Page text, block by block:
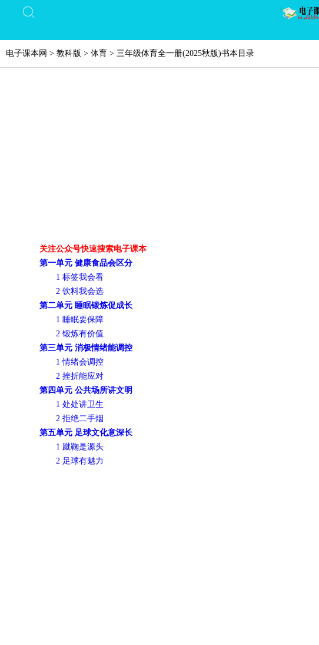
电子课本网 > 教科版 > 体育 > 三年级体育全一册(2025秋版)书本目录
关注公众号快速搜索电子课本
第一单元 健康食品会区分
1 标签我会看
2 饮料我会选
第二单元 睡眠锻炼促成长
1 睡眠要保障
2 锻炼有价值
第三单元 消极情绪能调控
1 情绪会调控
2 挫折能应对
第四单元 公共场所讲文明
1 处处讲卫生
2 拒绝二手烟
第五单元 足球文化意深长
1 蹴鞠是源头
2 足球有魅力